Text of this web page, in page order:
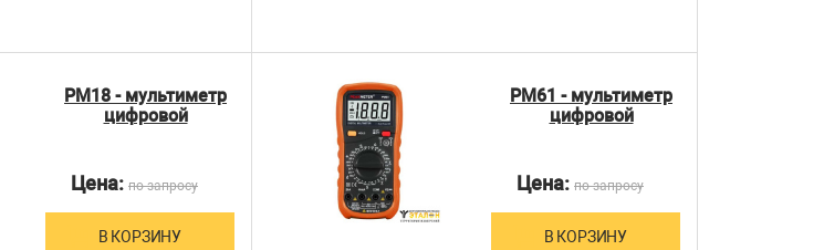
PM18 - мультиметр
цифровой
Цена: по запросу
В КОРЗИНУ
PM61 - мультиметр
цифровой
Цена: по запросу
В КОРЗИНУ